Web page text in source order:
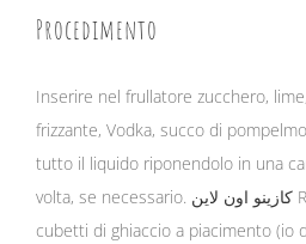
Procedimento
Inserire nel frullatore zucchero,
frizzante, Vodka, succo di
tutto il liquido riponendolo in una
volta, se necessario. كازينو اون لاين
cubetti di ghiaccio a piacimento (io